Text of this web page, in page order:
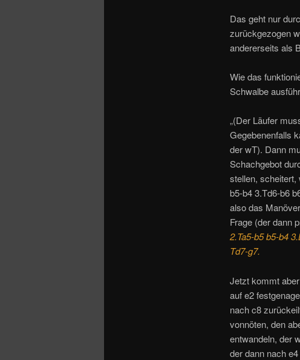
Das geht nur
zurückgezogen
andererseits als
Wie das
Schwalbe
„(Der Läufer
Gegebenenfalls
der wT). Dann
Schachgebot
stellen, scheitert,
b5-b4 3.Td6-b6
also das
Frage (der dann
2.Ta5-b5 b5-b4
Td7-g7.
Jetzt kommt
auf e2
nach c8
vonnöten, den
entwandeln, der
der dann nach